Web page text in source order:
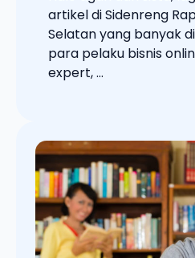
artikel di Sidenreng
Selatan yang banyak
para pelaku bisnis
expert, ...